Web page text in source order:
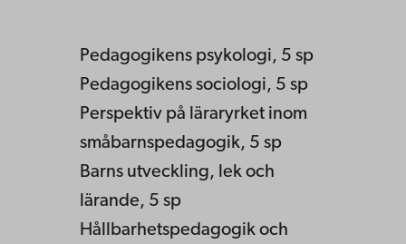
Pedagogikens psykologi, 5 sp
Pedagogikens sociologi, 5 sp
Perspektiv på läraryrket inom
småbarnspedagogik, 5 sp
Barns utveckling, lek och
lärande, 5 sp
Hållbarhetspedagogik och